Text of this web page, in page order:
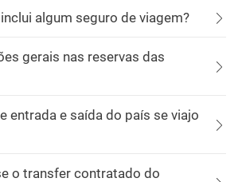
algum seguro de viagem?
gerais nas reservas das
entrada e saída do país se viajo
o transfer contratado do